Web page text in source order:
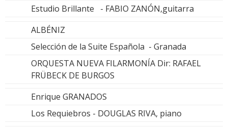
Estudio Brillante - FABIO ZANÓN,guitarra
ALBÉNIZ
Selección de la Suite Española - Granada
ORQUESTA NUEVA FILARMONÍA Dir: RAFAEL
FRÜBECK DE BURGOS
Enrique GRANADOS
Los Requiebros - DOUGLAS RIVA, piano